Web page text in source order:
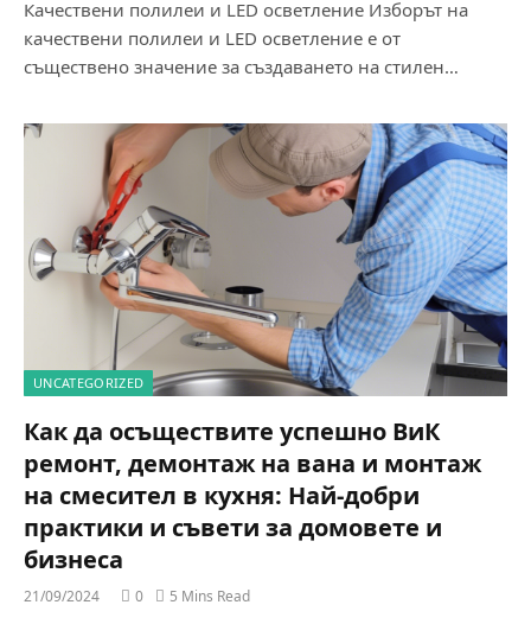
Качествени полилеи и LED осветление Изборът на
качествени полилеи и LED осветление е от
съществено значение за създаването на стилен…
UNCATEGORIZED
Как да осъществите успешно ВиК
ремонт, демонтаж на вана и монтаж
на смесител в кухня: Най-добри
практики и съвети за домовете и
бизнеса
21/09/2024 0 5 Mins Read